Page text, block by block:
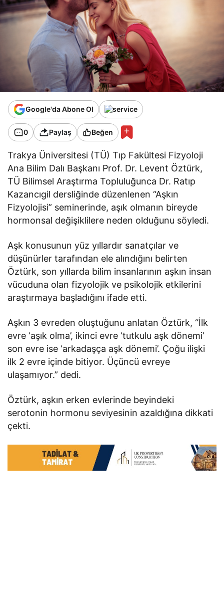
Google'da Abone Ol
0 Paylaş Beğen
Trakya Üniversitesi (TÜ) Tıp Fakültesi Fizyoloji
Ana Bilim Dalı Başkanı Prof. Dr. Levent Öztürk,
TÜ Bilimsel Araştırma Topluluğunca Dr. Ratıp
Kazancıgil dersliğinde düzenlenen “Aşkın
Fizyolojisi” seminerinde, aşık olmanın bireyde
hormonsal değişiklilere neden olduğunu söyledi.
Aşk konusunun yüz yıllardır sanatçılar ve
düşünürler tarafından ele alındığını belirten
Öztürk, son yıllarda bilim insanlarının aşkın insan
vücuduna olan fizyolojik ve psikolojik etkilerini
araştırmaya başladığını ifade etti.
Aşkın 3 evreden oluştuğunu anlatan Öztürk, “İlk
evre ‘aşık olma’, ikinci evre ‘tutkulu aşk dönemi’
son evre ise ‘arkadaşça aşk dönemi’. Çoğu ilişki
ilk 2 evre içinde bitiyor. Üçüncü evreye
ulaşamıyor.” dedi.
Öztürk, aşkın erken evlerinde beyindeki
serotonin hormonu seviyesinin azaldığına dikkati
çekti.